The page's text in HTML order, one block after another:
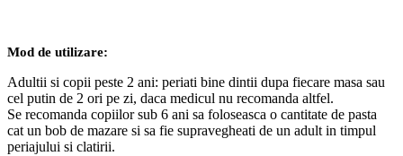
Mod de utilizare:
Adultii si copii peste 2 ani: periati bine dintii dupa fiecare masa sau
cel putin de 2 ori pe zi, daca medicul nu recomanda altfel.
Se recomanda copiilor sub 6 ani sa foloseasca o cantitate de pasta
cat un bob de mazare si sa fie supravegheati de un adult in timpul
periajului si clatirii.